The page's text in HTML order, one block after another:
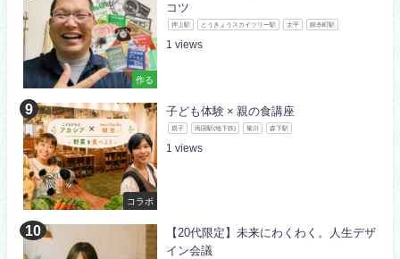
作る
コツ
押上駅 とうきょうスカイツリー駅 太平 錦糸町駅
1
コラボ
子ども体験 × 親の食講座
親子 両国駅(地下鉄) 菊川 森下駅
1
【20代限定】未来にわくわく。人生デザ
イン会議